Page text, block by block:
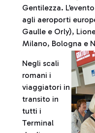
Gentilezza.
agli aeroporti
Gaulle e Orly),
Milano, Bologna e
Negli scali
romani i
viaggiatori in
transito in
tutti i
Terminal